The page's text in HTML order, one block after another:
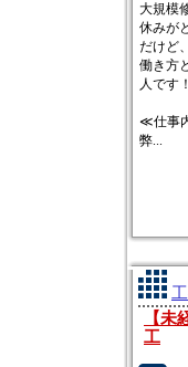
大規模
休みが
だけど
働き方
人です！
≪仕事
弊...
【
工